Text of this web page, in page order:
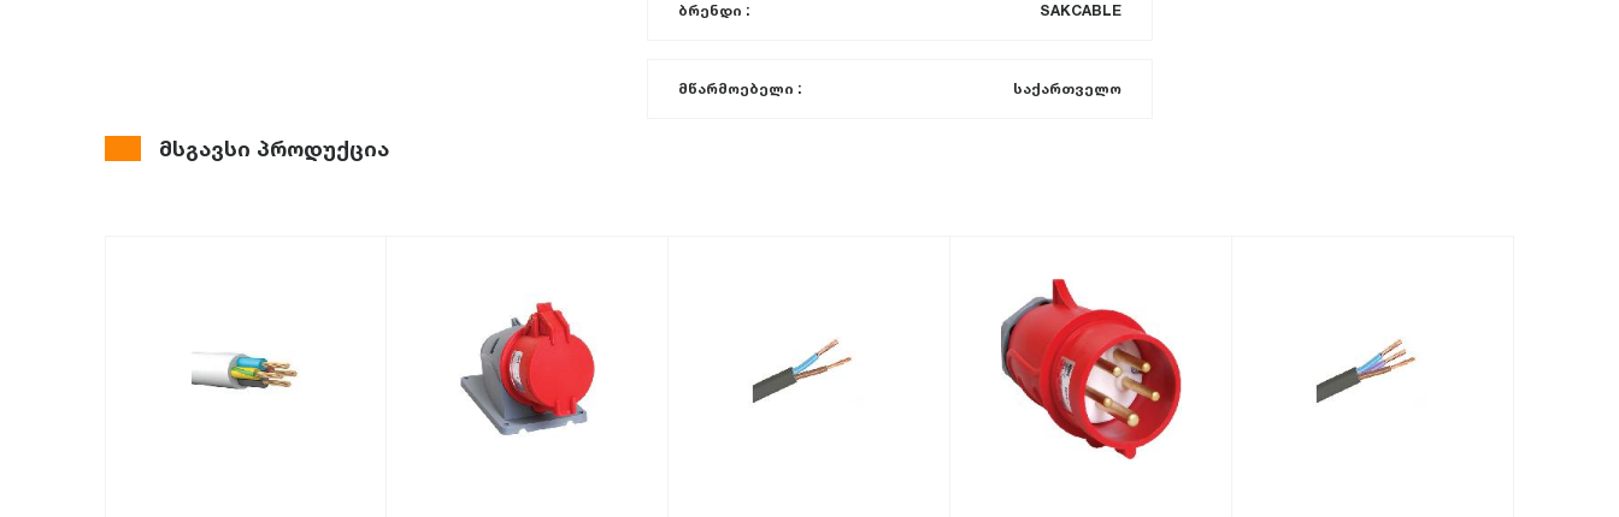
ბრენდი : SAKCABLE
მწარმოებელი : საქართველო
მსგავსი პროდუქცია